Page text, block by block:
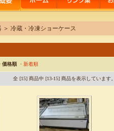
＞ 冷蔵・冷凍ショーケース
価格順 ・新着順
全 [15] 商品中 [13-15] 商品を表示しています。